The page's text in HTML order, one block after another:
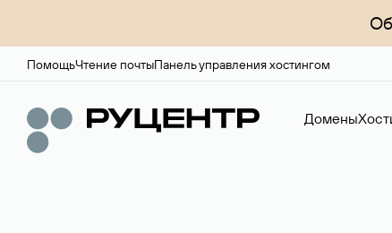
ПомощьЧтение почтыПанель управления хостингом
Домены